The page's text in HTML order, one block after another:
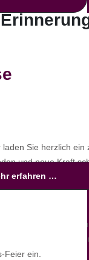
gemeinsam
Klängen und
Sie neue Kraft für
Sie herzlich
und neue Kraft
Liebfrauen
, unabhängig von
erfahren …
Feier ein.